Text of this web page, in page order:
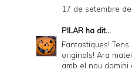
17 de setembre
PILAR ha dit...
Fantastiques!
originals! Ara
amb el nou domini